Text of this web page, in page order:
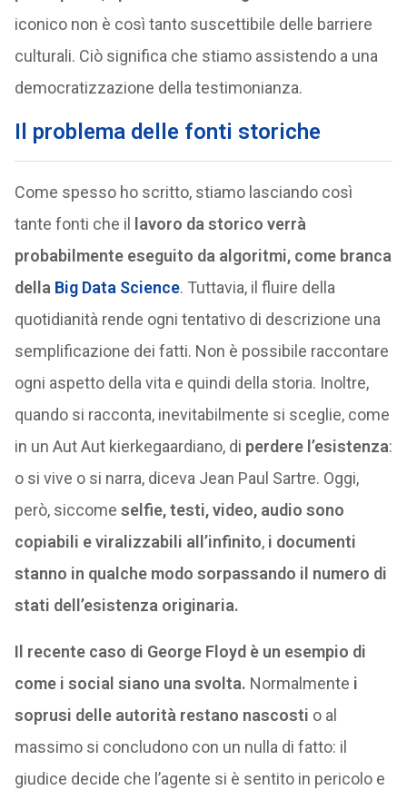
iconico non è così tanto suscettibile delle barriere
culturali. Ciò significa che stiamo assistendo a una
democratizzazione della testimonianza.
Il problema delle fonti storiche
Come spesso ho scritto, stiamo lasciando così
tante fonti che il
lavoro da storico verrà
probabilmente eseguito da algoritmi, come branca
della Big Data Science. Tuttavia, il fluire della
quotidianità rende ogni tentativo di descrizione una
semplificazione dei fatti. Non è possibile raccontare
ogni aspetto della vita e quindi della storia. Inoltre,
quando si racconta, inevitabilmente si sceglie, come
in un Aut Aut kierkegaardiano, di perdere l’esistenza:
o si vive o si narra, diceva Jean Paul Sartre. Oggi,
però, siccome selfie, testi, video, audio sono
copiabili e viralizzabili all’infinito, i documenti
stanno in qualche modo sorpassando il numero di
stati dell’esistenza originaria.
Il recente caso di George Floyd è un esempio di
come i social siano una svolta. Normalmente i
soprusi delle autorità restano nascosti o al
massimo si concludono con un nulla di fatto: il
giudice decide che l’agente si è sentito in pericolo e